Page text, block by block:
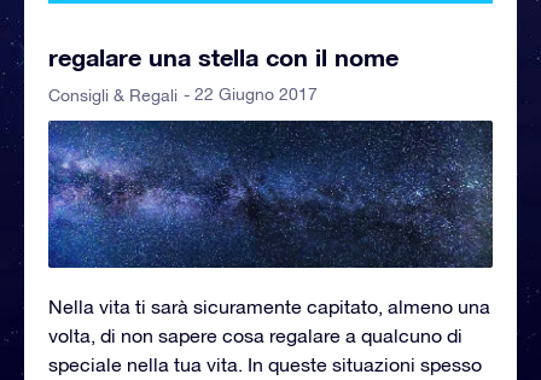
regalare una stella con il nome
Consigli & Regali - 22 Giugno 2017
Nella vita ti sarà sicuramente capitato, almeno una
volta, di non sapere cosa regalare a qualcuno di
speciale nella tua vita. In queste situazioni spesso